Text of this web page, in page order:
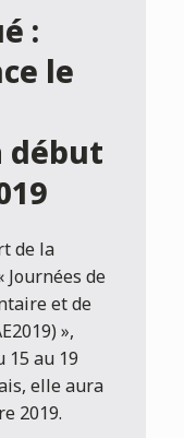
:
le
début
de la
de
et de
»,
au 19
elle aura
2019.